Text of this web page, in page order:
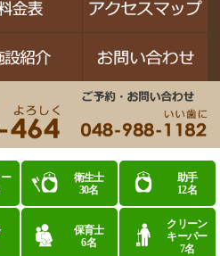
衛生士
30名
助手
12名
保育士
6名
クリーン
キーパー
7名